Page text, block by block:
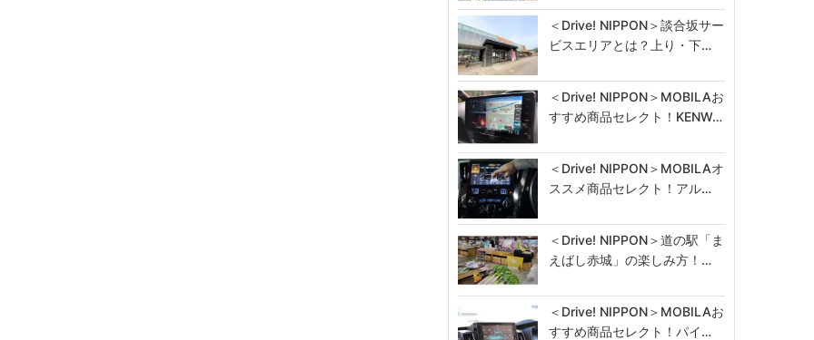
＜Drive! NIPPON＞談合坂サー
ビスエリアとは？上り・下…
＜Drive! NIPPON＞MOBILAお
すすめ商品セレクト！KENW…
＜Drive! NIPPON＞MOBILAオ
ススメ商品セレクト！アル…
＜Drive! NIPPON＞道の駅「ま
えばし赤城」の楽しみ方！…
＜Drive! NIPPON＞MOBILAお
すすめ商品セレクト！パイ…